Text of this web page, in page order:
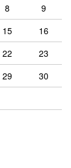
8
9
15
16
22
23
29
30